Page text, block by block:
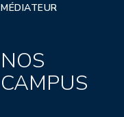
MÉDIATEUR
NOS
CAMPUS